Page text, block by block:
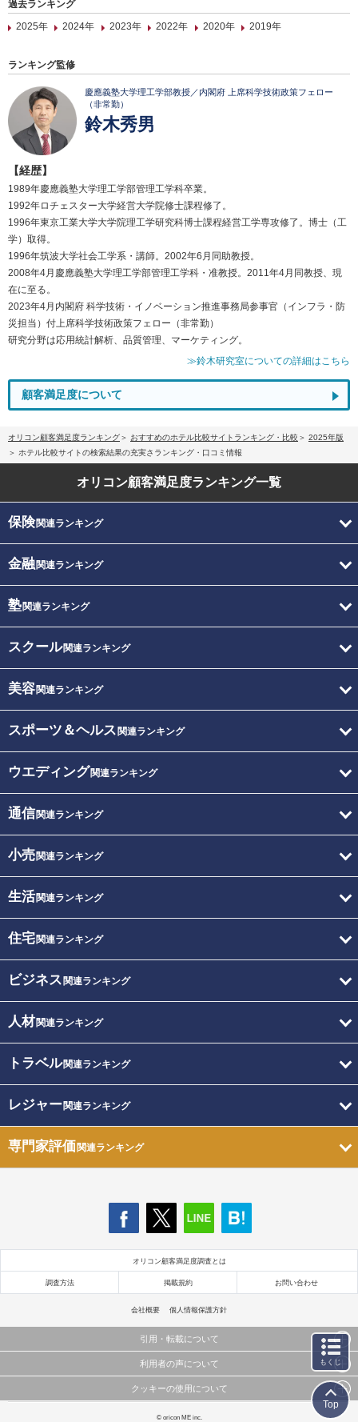
過去ランキング
2025年
2024年 2023年 2022年 2020年 2019年
ランキング監修
慶應義塾大学理工学部教授／内閣府 上席科学技術政策フェロー
（非常勤）
鈴木秀男
【経歴】
1989年慶應義塾大学理工学部管理工学科卒業。
1992年ロチェスター大学経営大学院修士課程修了。
1996年東京工業大学大学院理工学研究科博士課程経営工学専攻修了。博士（工
学）取得。
1996年筑波大学社会工学系・講師。2002年6月同助教授。
2008年4月慶應義塾大学理工学部管理工学科・准教授。2011年4月同教授、現
在に至る。
2023年4月内閣府 科学技術・イノベーション推進事務局参事官（インフラ・防
災担当）付上席科学技術政策フェロー（非常勤）
研究分野は応用統計解析、品質管理、マーケティング。
≫鈴木研究室についての詳細はこちら
顧客満足度について
オリコン顧客満足度ランキング おすすめのホテル比較サイトランキング・比較
2025年版
ホテル比較サイトの検索結果の充実さランキング・口コミ情報
オリコン顧客満足度ランキング一覧
保険関連ランキング
金融関連ランキング
塾関連ランキング
スクール関連ランキング
美容関連ランキング
スポーツ＆ヘルス 関連ランキング
ウエディング関連ランキング
通信関連ランキング
小売関連ランキング
生活関連ランキング
住宅関連ランキング
ビジネス 関連ランキング
人材関連ランキング
トラベル関連ランキング
レジャー関連ランキング
専門家評価関連ランキング
オリコン顧客満足度調査とは
調査方法 掲載規約 お問い合わせ
会社概要 個人情報保護方針
引用・転載について
当サイトで公開されている情報（文字、写真、イラスト、画像データ等）及びこれらの配置・
これらの情報を権利者の許可なく無断転載・複製などの二次利用を行うことは固く禁じており
利用者の声について
当サイトに掲載している内容はすべてサービスの利用者が提出された見解・感想です。
弊社の見解・ 意見ではないことをご理解いただいた上でご覧ください。
クッキーの使用について
このサイトでは Cookie を使用して、ユーザーに合わせたコンテンツや広告の表示、ソーシャル
© oricon ME inc.
もくじ
Top